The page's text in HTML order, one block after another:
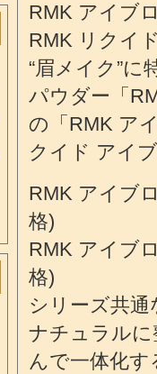
RMK アイブ
RMK リクイ
“眉メイク”に
パウダー「
の「RMK ア
クイド アイ
RMK アイブ
格)
RMK アイブ
格)
シリーズ共
ナチュラルに
んで一体化